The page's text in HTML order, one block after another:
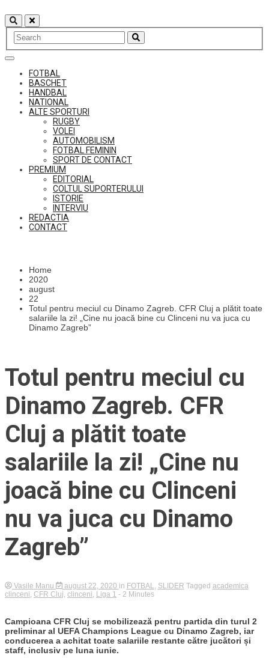
to
content
FOTBAL
BASCHET
HANDBAL
NATIONAL
ALTE SPORTURI
RUGBY
VOLEI
AUTOMOBILISM
FOTBAL FEMININ
SPORT DE CONTACT
PREMIUM
EDITORIAL
COLTUL SUPORTERULUI
ISTORIE
INTERVIU
REDACTIA
CONTACT
Home
2020
august
22
Totul pentru meciul cu Dinamo Zagreb. CFR Cluj a plătit toate
salariile la zi! „Cine nu joacă bine cu Clinceni nu va juca cu
Dinamo Zagreb”
Totul pentru meciul cu
Dinamo Zagreb. CFR
Cluj a plătit toate
salariile la zi! „Cine nu
joacă bine cu Clinceni
nu va juca cu Dinamo
Zagreb”
Vasile Manu august 22, 2020 in FOTBAL SLIDER Tagged academica
clinceni CFR Cluj clinceni Liga 1 - 2 Minutes
Campioana CFR Cluj se mobilizează pentru partida din turul 2
preliminar al UEFA Champions League cu Dinamo Zagreb, iar
conducerea a achitat toate salariile restante către jucători și
staff, inclusiv pe luna iunie.